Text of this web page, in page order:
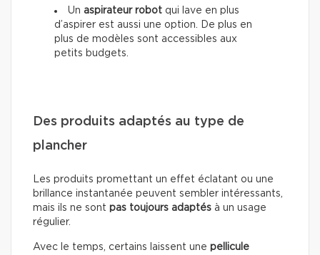
Un aspirateur robot qui lave en plus
d’aspirer est aussi une option. De plus en
plus de modèles sont accessibles aux
petits budgets.
Des produits adaptés au type de
plancher
Les produits promettant un effet éclatant ou une
brillance instantanée peuvent sembler intéressants,
mais ils ne sont pas toujours adaptés à un usage
régulier.
Avec le temps, certains laissent une pellicule